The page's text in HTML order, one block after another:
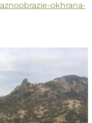
okhrana-